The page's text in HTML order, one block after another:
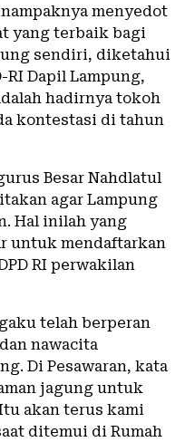
menyedot
yang terbaik bagi
sendiri, diketahui
RI Dapil Lampung,
hadirnya tokoh
kontestasi di tahun
Besar Nahdlatul
agar Lampung
Hal inilah yang
untuk mendaftarkan
RI perwakilan
telah berperan
nawacita
Di Pesawaran, kata
jagung untuk
akan terus kami
ditemui di Rumah